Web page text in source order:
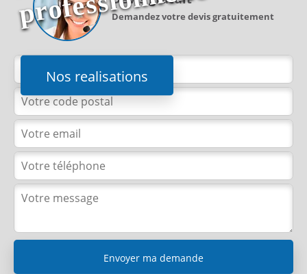
Nos realisations
Demandez votre devis gratuitement